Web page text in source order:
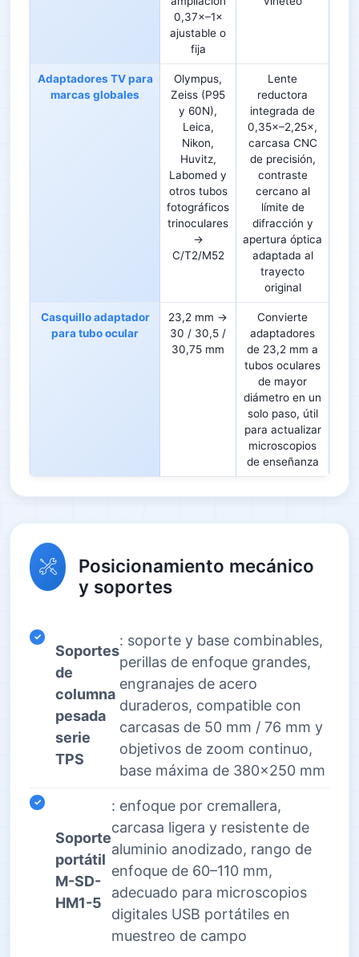
0,37×–1×
ajustable o
fija
Adaptadores TV para
marcas globales
Olympus,
Zeiss (P95
y 60N),
Leica,
Nikon,
Huvitz,
Labomed y
otros tubos
fotográficos
trinoculares
→
C/T2/M52
Lente
reductora
integrada de
0,35×–2,25×,
carcasa CNC
de precisión,
contraste
cercano al
límite de
difracción y
apertura óptica
adaptada al
trayecto
original
Casquillo adaptador
para tubo ocular
23,2 mm →
30 / 30,5 /
30,75 mm
Convierte
adaptadores
de 23,2 mm a
tubos oculares
de mayor
diámetro en un
solo paso, útil
para actualizar
microscopios
de enseñanza
Posicionamiento mecánico
y soportes
Soportes
de
columna
pesada
serie
TPS
: soporte y base combinables,
perillas de enfoque grandes,
engranajes de acero
duraderos, compatible con
carcasas de 50 mm / 76 mm y
objetivos de zoom continuo,
base máxima de 380×250 mm
Soporte
portátil
M-SD-
HM1-5
: enfoque por cremallera,
carcasa ligera y resistente de
aluminio anodizado, rango de
enfoque de 60–110 mm,
adecuado para microscopios
digitales USB portátiles en
muestreo de campo